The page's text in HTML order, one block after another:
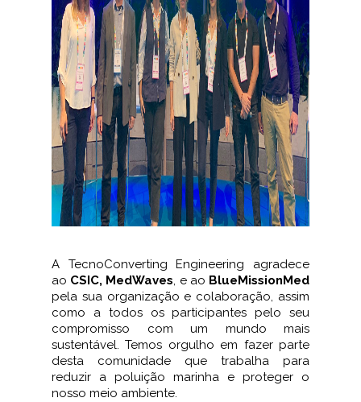
A TecnoConverting Engineering agradece
ao CSIC, MedWaves, e ao BlueMissionMed
pela sua organização e colaboração, assim
como a todos os participantes pelo seu
compromisso com um mundo mais
sustentável. Temos orgulho em fazer parte
desta comunidade que trabalha para
reduzir a poluição marinha e proteger o
nosso meio ambiente.